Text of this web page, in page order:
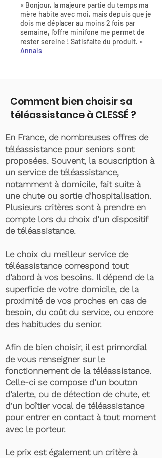
« Bonjour, la majeure partie du temps ma
mère habite avec moi, mais depuis que je
dois me déplacer au moins 2 fois par
semaine, l'offre minifone me permet de
rester sereine ! Satisfaite du produit. »
Annais
Comment bien choisir sa
téléassistance à CLESSÉ ?
En France, de nombreuses offres de
téléassistance pour seniors sont
proposées. Souvent, la souscription à
un service de téléassistance,
notamment à domicile, fait suite à
une chute ou sortie d'hospitalisation.
Plusieurs critères sont à prendre en
compte lors du choix d’un dispositif
de téléassistance.
Le choix du meilleur service de
téléassistance correspond tout
d’abord à vos besoins. Il dépend de la
superficie de votre domicile, de la
proximité de vos proches en cas de
besoin, du coût du service, ou encore
des habitudes du senior.
Afin de bien choisir, il est primordial
de vous renseigner sur le
fonctionnement de la téléassistance.
Celle-ci se compose d’un bouton
d’alerte, ou de détection de chute, et
d’un boîtier vocal de téléassistance
pour entrer en contact à tout moment
avec le porteur.
Le prix est également un critère à